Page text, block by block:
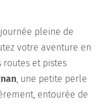
pleine de
votre aventure en
et pistes
, une petite perle
entourée de